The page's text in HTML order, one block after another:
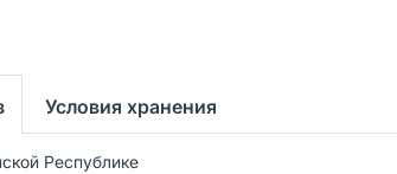
Условия хранения
Республике